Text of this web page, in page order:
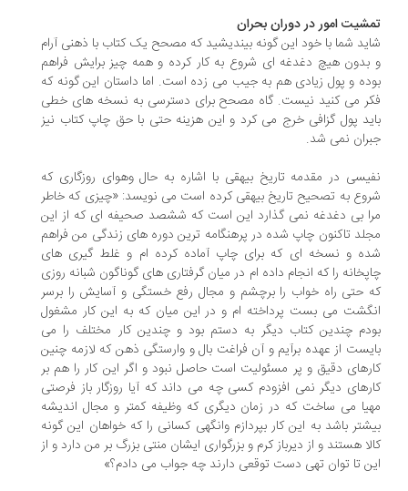
امور در دوران بحران
شما با خود این گونه بیندیشید که مصحح یک کتاب با ذهنی آرام
هیچ دغدغه ای شروع به کار کرده و همه چیز برایش فراهم
و پول زیادی هم به جیب می زده است. اما داستان این گونه که
می کنید نیست. گاه مصحح برای دسترسی به نسخه های خطی
پول گزافی خرج می کرد و این هزینه حتی با حق چاپ کتاب نیز
نمی شد.
در مقدمه تاریخ بیهقی با اشاره به حال وهوای روزگاری که
به تصحیح تاریخ بیهقی کرده است می نویسد: «چیزی که خاطر
بی دغدغه نمی گذارد این است که ششصد صحیفه ای که از این
تاکنون چاپ شده در پرهنگامه ترین دوره های زندگی من فراهم
و نسخه ای که برای چاپ آماده کرده ام و غلط گیری های
را که انجام داده ام در میان گرفتاری های گوناگون شبانه روزی
حتی راه خواب را برچشم و مجال رفع خستگی و آسایش را برسر
می بست پرداخته ام و در این میان که به این کار مشغول
چندین کتاب دیگر به دستم بود و چندین کار مختلف را می
از عهده برآیم و آن فراغت بال و وارستگی ذهن که لازمه چنین
دقیق و پر مسئولیت است حاصل نبود و اگر این کار را هم بر
دیگر نمی افزودم کسی چه می داند که آیا روزگار باز فرصتی
می ساخت که در زمان دیگری که وظیفه کمتر و مجال اندیشه
باشد به این کار بپردازم وانگهی کسانی را که خواهان این گونه
هستند و از دیرباز کرم و بزرگواری ایشان منتی بزرگ بر من دارد و از
تا توان تهی دست توقعی دارند چه جواب می دادم؟»